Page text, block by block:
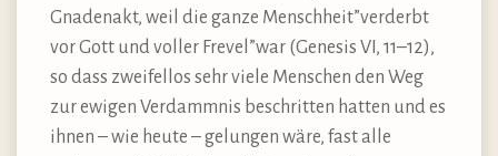
Gnadenakt, weil die ganze Menschheit”verderbt
vor Gott und voller Frevel”war (Genesis VI, 11–12),
so dass zweifellos sehr viele Menschen den Weg
zur ewigen Verdammnis beschritten hatten und es
ihnen – wie heute – gelungen wäre, fast alle